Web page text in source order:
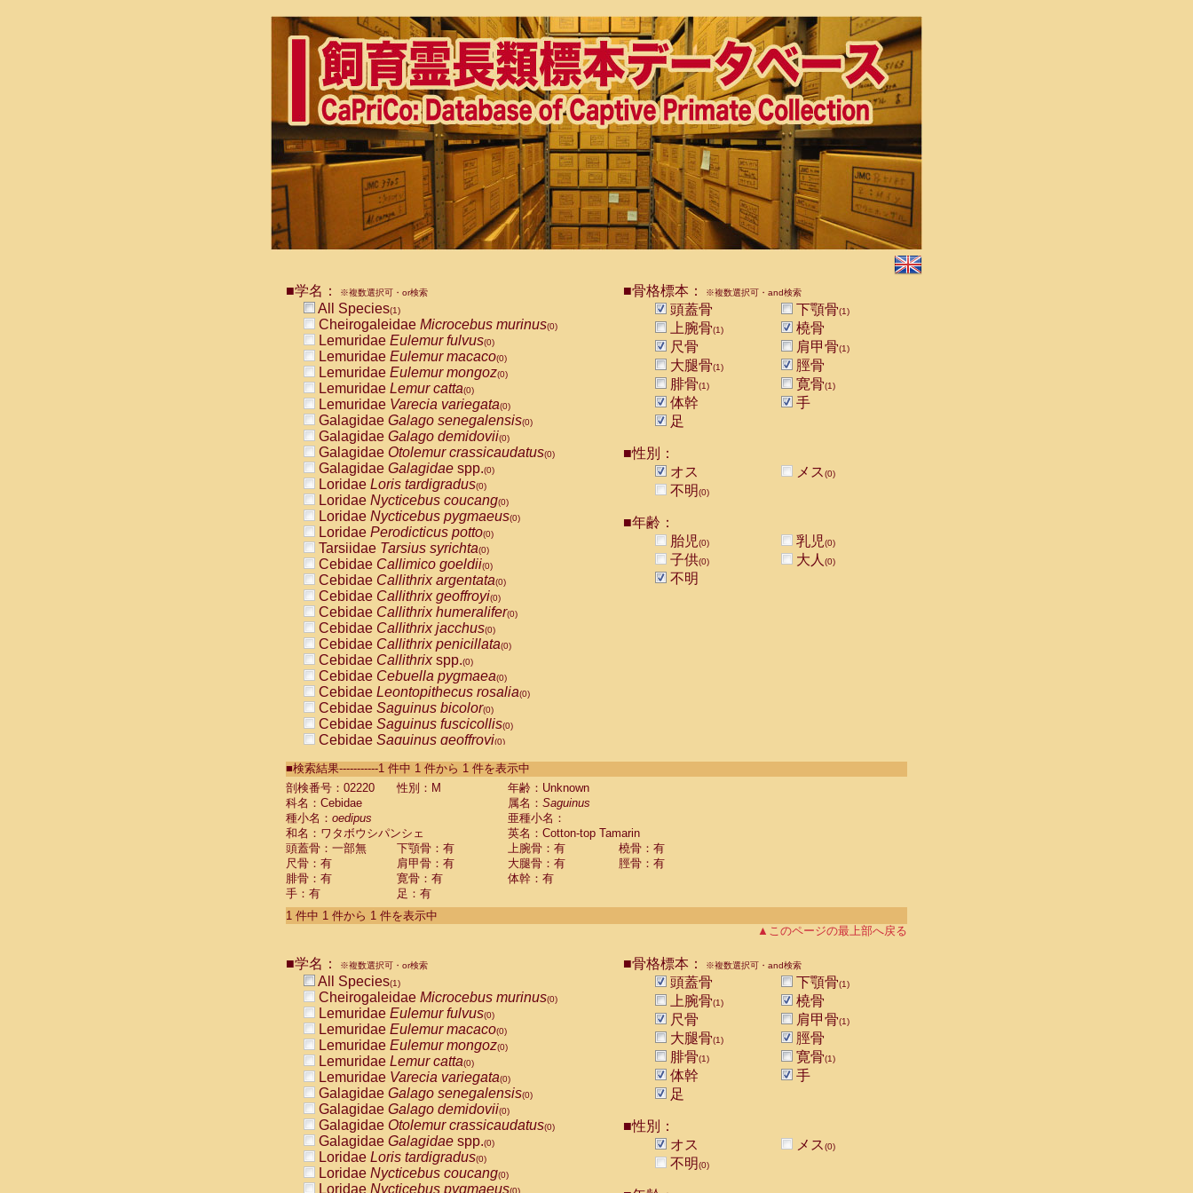
■学名： ※複数選択可・or検索
All Species(1)
Cheirogaleidae Microcebus murinus(0)
Lemuridae Eulemur fulvus(0)
Lemuridae Eulemur macaco(0)
Lemuridae Eulemur mongoz(0)
Lemuridae Lemur catta(0)
Lemuridae Varecia variegata(0)
Galagidae Galago senegalensis(0)
Galagidae Galago demidovii(0)
Galagidae Otolemur crassicaudatus(0)
Galagidae Galagidae spp.(0)
Loridae Loris tardigradus(0)
Loridae Nycticebus coucang(0)
Loridae Nycticebus pygmaeus(0)
Loridae Perodicticus potto(0)
Tarsiidae Tarsius syrichta(0)
Cebidae Callimico goeldii(0)
Cebidae Callithrix argentata(0)
Cebidae Callithrix geoffroyi(0)
Cebidae Callithrix humeralifer(0)
Cebidae Callithrix jacchus(0)
Cebidae Callithrix penicillata(0)
Cebidae Callithrixspp.(0)
Cebidae Cebuella pygmaea(0)
Cebidae Leontopithecus rosalia(0)
Cebidae Saguinus bicolor(0)
Cebidae Saguinus fuscicollis(0)
Cebidae Saguinus geoffroyi(0)
CebidaeSaguinus labiatus(0)
Cebidae Saguinus leucopus (0)
Cebidae
Cebidae
CebidaeSaguinus nigricollis (0)
Cebidae Saguinus oedipus
Cebidae Saguinus weddelli
Cebidae Saguinusspp.
Cebidae Aotus trivirgatus
Cebidae Cebus albifrons
CebidaeCebus nigrivittatus
CebidaeCebus
CebidaeSaimiri boliviensis(0)
CebidaeSaimiri sciureus(0)
AtelidaeAlouatta caraya(0)
AtelidaeAlouatta fusca(0)
AtelidaeAlouatta seniculus
AtelidaeAlouattaspp.(0)
AtelidaeAteles belzebuth(0)
AtelidaeAteles geoffroyi(0)
AtelidaeAteles paniscus(0)
AtelidaeAtelesspp.(0)
Atelidae Lagothrix lagothricha
AtelidaeLagothrix lagothricha cana
PitheciidaeCacajao calvus rubicundus
■骨格標本： ※複数選択可・and検索
頭蓋骨 下顎骨(1)
上腕骨(1)
橈骨
尺骨
肩甲骨(1)
大腿骨(1)
脛骨
腓骨(1) 寛骨(1)
体幹
手
足
■性別：
オス
メス(0)
不明(0)
■年齢：
胎児(0) 乳児(0)
子供(0) 大人 (0)
不明
■検索結果-----------1 件中 1 件から 1 件を表示中
剖検番号：02220
性別：M
年齢：Unknown
科名：Cebidae
属名： Saguinus
種小名： oedipus
亜種小名：
和名：ワタボウシパンシェ
英名：Cotton-top Tamarin
頭蓋骨：一部無
下顎骨：有 上腕骨：有
橈骨：有
尺骨：有
肩甲骨：有 大腿骨：有
脛骨：有
腓骨：有
寛骨：有
体幹：有
手：有
足：有
1 件中 1 件から 1 件を表示中
▲このページの最上部へ戻る
■学名： ※複数選択可・or検索
All Species(1)
Cheirogaleidae Microcebus murinus(0)
Lemuridae Eulemur fulvus(0)
Lemuridae Eulemur macaco(0)
Lemuridae Eulemur mongoz(0)
Lemuridae Lemur catta(0)
Lemuridae Varecia variegata(0)
Galagidae Galago senegalensis(0)
Galagidae Galago demidovii(0)
Galagidae Otolemur crassicaudatus(0)
Galagidae Galagidae spp.(0)
Loridae Loris tardigradus(0)
Loridae Nycticebus coucang(0)
Loridae Nycticebus pygmaeus(0)
■骨格標本： ※複数選択可・and検索
頭蓋骨 下顎骨(1)
上腕骨(1)
橈骨
尺骨
肩甲骨(1)
大腿骨(1)
脛骨
腓骨(1) 寛骨(1)
体幹
手
足
■性別：
オス
メス(0)
不明(0)